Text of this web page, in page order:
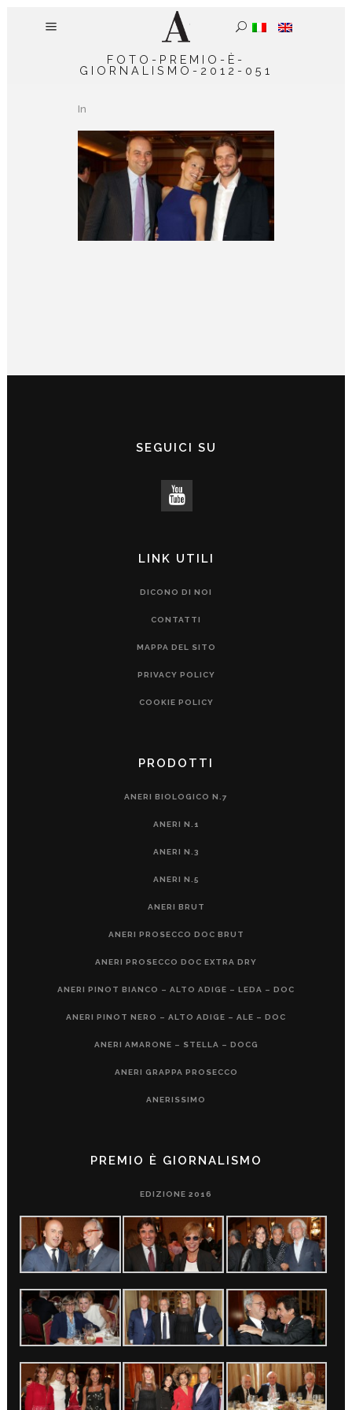
FOTO-PREMIO-È-
GIORNALISMO-2012-051
In
SEGUICI SU
LINK UTILI
DICONO DI NOI
CONTATTI
MAPPA DEL SITO
PRIVACY POLICY
COOKIE POLICY
PRODOTTI
ANERI BIOLOGICO N.7
ANERI N.1
ANERI N.3
ANERI N.5
ANERI BRUT
ANERI PROSECCO DOC BRUT
ANERI PROSECCO DOC EXTRA DRY
ANERI PINOT BIANCO – ALTO ADIGE – LEDA – DOC
ANERI PINOT NERO – ALTO ADIGE – ALE – DOC
ANERI AMARONE – STELLA – DOCG
ANERI GRAPPA PROSECCO
ANERISSIMO
PREMIO È GIORNALISMO
EDIZIONE 2016